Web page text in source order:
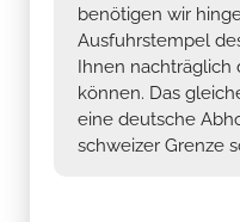
benötigen wir
Ausfuhrstempel
Ihnen nachträglich
können. Das
eine deutsche
schweizer Grenze